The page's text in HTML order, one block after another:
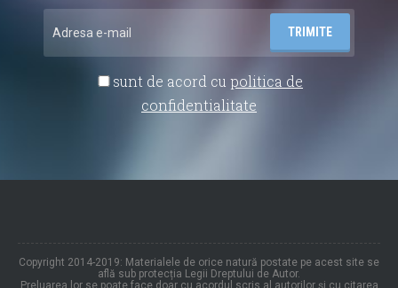
sunt de acord cu politica de
confidentialitate
Copyright 2014-2019: Materialele de orice natură postate pe acest site se
află sub protecția Legii Dreptului de Autor.